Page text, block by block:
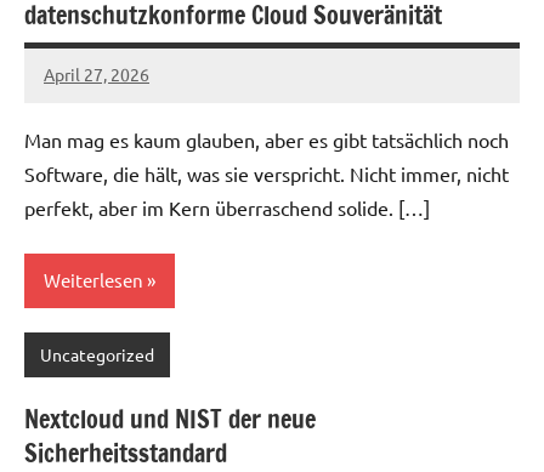
datenschutzkonforme Cloud Souveränität
April 27, 2026
admin
Man mag es kaum glauben, aber es gibt tatsächlich noch
Software, die hält, was sie verspricht. Nicht immer, nicht
perfekt, aber im Kern überraschend solide. […]
Weiterlesen
Uncategorized
Nextcloud und NIST der neue
Sicherheitsstandard